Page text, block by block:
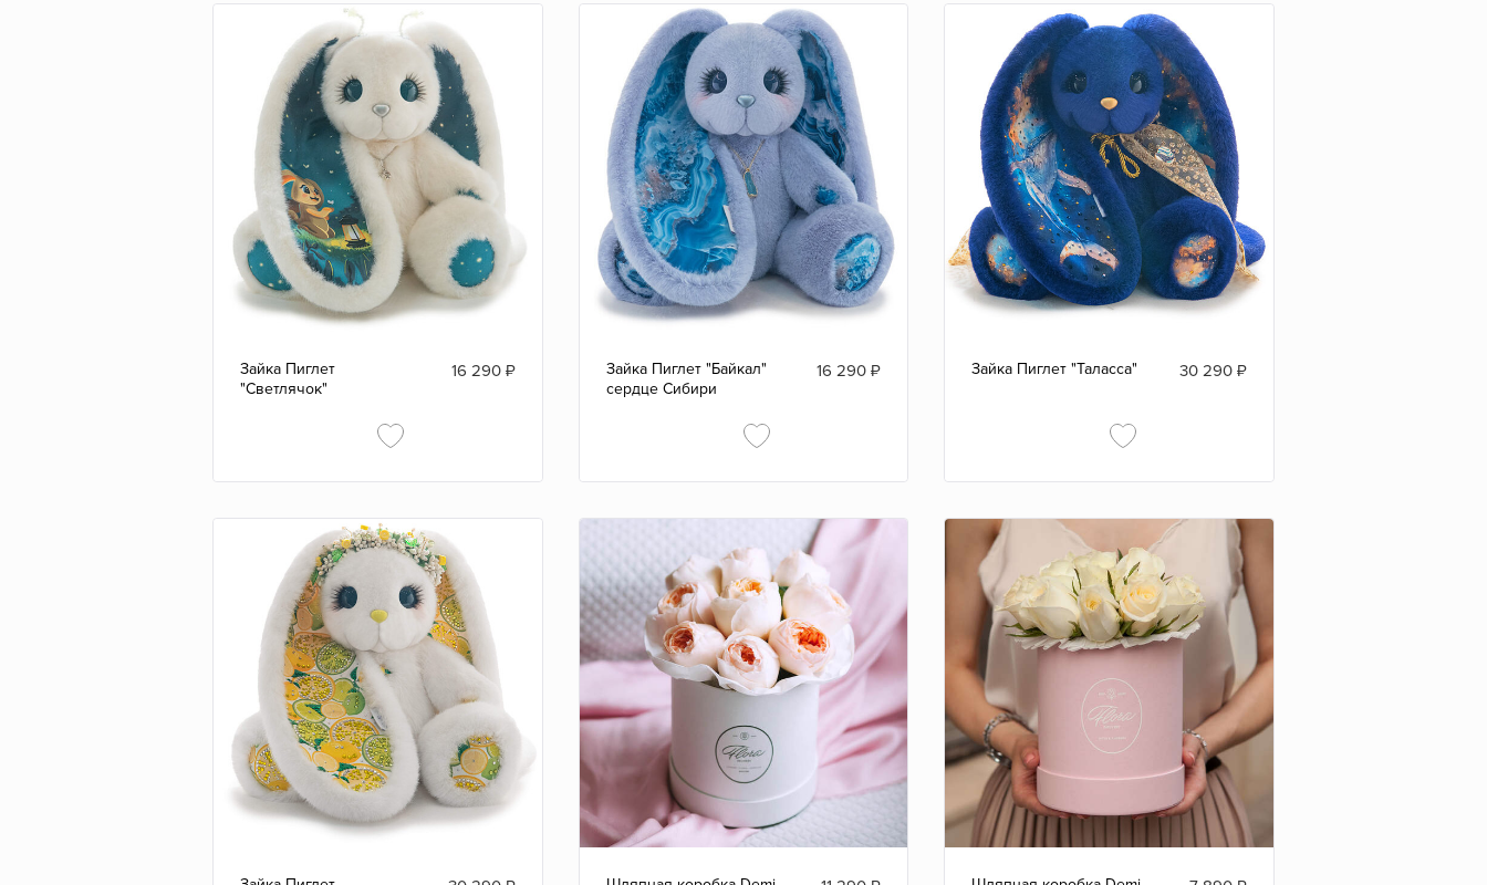
Зайка Пиглет
"Светлячок"
16 290₽
Зайка Пиглет "Байкал"
сердце Сибири
16 290 ₽ Зайка Пиглет "Таласса" 30 290₽